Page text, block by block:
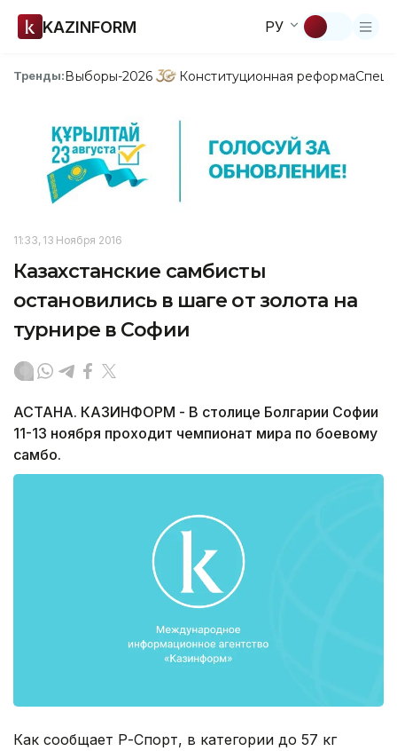
KAZINFORM РУ
Тренды:Выборы-2026 Конституционная реформа
11:33, 13 Ноября 2016
Казахстанские самбисты
остановились в шаге от золота на
турнире в Софии
АСТАНА. КАЗИНФОРМ - В столице Болгарии Софии
11-13 ноября проходит чемпионат мира по боевому
самбо.
Как сообщает Р-Спорт, в категории до 57 кг